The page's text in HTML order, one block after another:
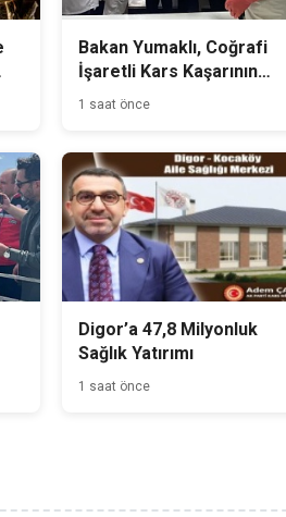
Bakan Yumaklı, Coğrafi
İşaretli Kars Kaşarının
Üretimini Yerinde İnceledi
1 saat önce
Digor’a 47,8 Milyonluk
Sağlık Yatırımı
1 saat önce